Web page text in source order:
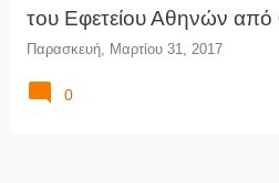
του Εφετείου Αθηνών
Παρασκευή, Μαρτίου 31, 2017
0